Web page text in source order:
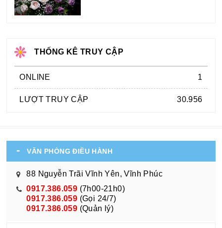
THỐNG KÊ TRUY CẬP
ONLINE 1
LƯỢT TRUY CẬP 30.956
VĂN PHÒNG ĐIỀU HÀNH
88 Nguyễn Trãi Vĩnh Yên, Vĩnh Phúc
0917.386.059 (7h00-21h0)
0917.386.059 (Gọi 24/7)
0917.386.059 (Quản lý)